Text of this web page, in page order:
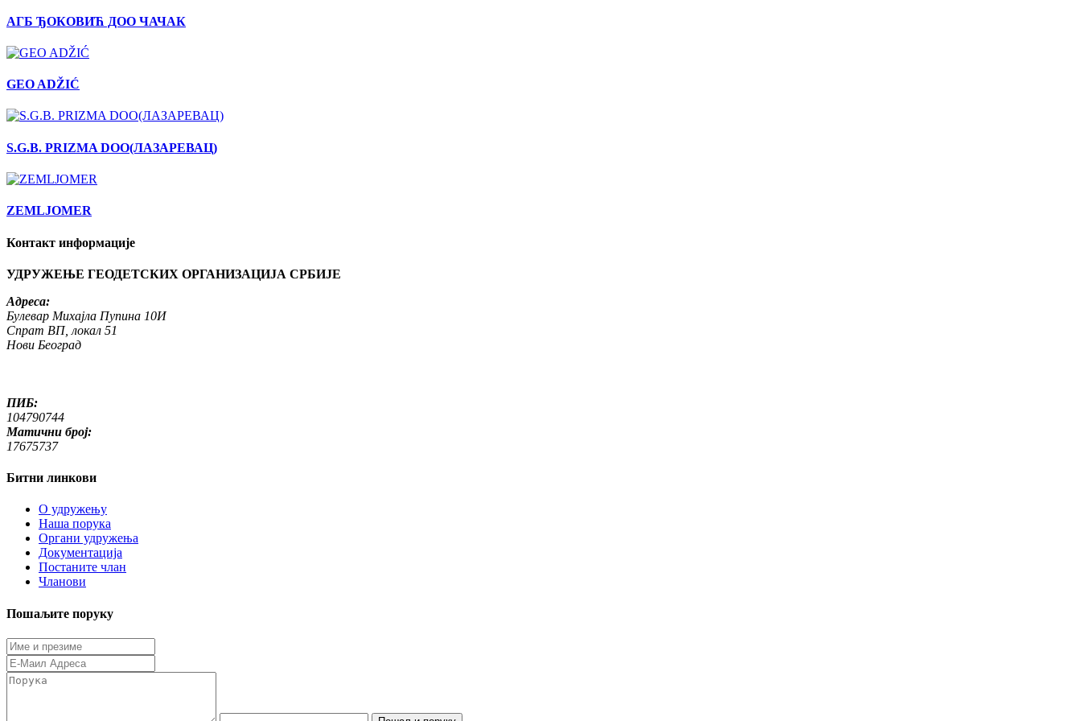
АГБ ЂОКОВИЋ ДОО ЧАЧАК
GEO ADŽIĆ
S.G.B. PRIZMA DOO(ЛАЗАРЕВАЦ)
ZEMLJOMER
Контакт информације
УДРУЖЕЊЕ ГЕОДЕТСКИХ ОРГАНИЗАЦИЈА СРБИЈЕ
Адреса:
Булевар Михајла Пупина 10И
Спрат ВП, локал 51
Нови Београд
ПИБ:
104790744
Матични број:
17675737
Битни линкови
O удружењу
Наша порука
Органи удружења
Документација
Постаните члан
Чланови
Пошаљите поруку